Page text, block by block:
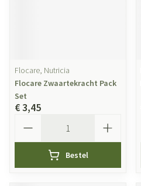
Flocare, Nutricia
Flocare Zwaartekracht Pack
Set
€ 3,45
Bestel